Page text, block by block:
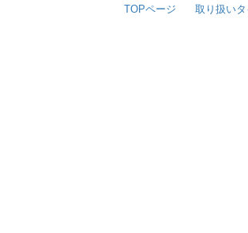
TOPページ 取り扱い